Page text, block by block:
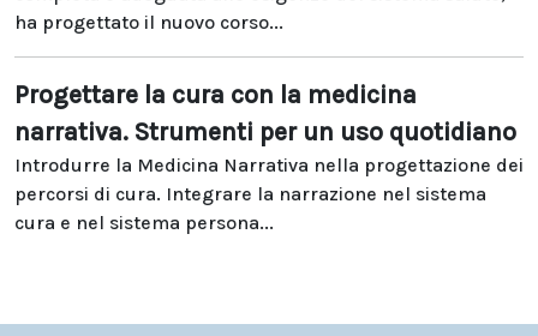
ha progettato il nuovo corso...
Progettare la cura con la medicina
narrativa. Strumenti per un uso quotidiano
Introdurre la Medicina Narrativa nella progettazione dei
percorsi di cura. Integrare la narrazione nel sistema
cura e nel sistema persona...